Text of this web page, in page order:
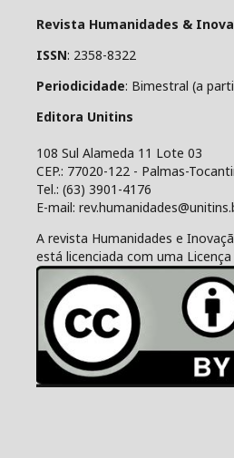
Revista Humanidades &
ISSN: 2358-8322
Periodicidade: Bimestral (a
Editora Unitins
108 Sul Alameda 11 Lote 03
CEP.: 77020-122 - Palmas-
Tel.: (63) 3901-4176
E-mail:
A revista Humanidades e
está licenciada com uma